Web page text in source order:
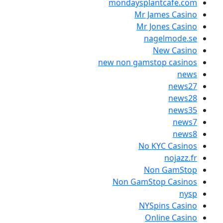
Mr
Mr
new non
No
Non
Non